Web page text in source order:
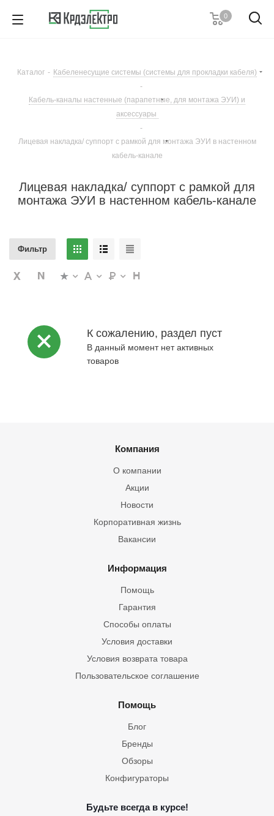
0
Заказать звонок
Каталог - Кабеленесущие системы (системы для прокладки кабеля)
-
Кабель-каналы настенные (парапетные, для монтажа ЭУИ) и
аксессуары
-
Лицевая накладка/ суппорт с рамкой для монтажа ЭУИ в настенном
кабель-канале
Лицевая накладка/ суппорт с рамкой для
монтажа ЭУИ в настенном кабель-канале
Фильтр
К сожалению, раздел пуст
В данный момент нет активных
товаров
Компания
О компании
Акции
Новости
Корпоративная жизнь
Вакансии
Информация
Помощь
Гарантия
Способы оплаты
Условия доставки
Условия возврата товара
Пользовательское соглашение
Помощь
Блог
Бренды
Обзоры
Конфигураторы
Будьте всегда в курсе!